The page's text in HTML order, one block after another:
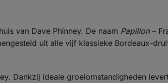
van Dave Phinney. De naam Papillon–
uit alle vijf klassieke Bordeaux-
Dankzij ideale groeiomstandigheden